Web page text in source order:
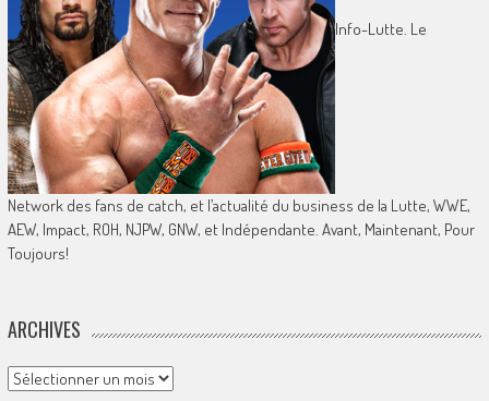
Info-Lutte. Le
Network des fans de catch, et l’actualité du business de la Lutte, WWE,
AEW, Impact, ROH, NJPW, GNW, et Indépendante. Avant, Maintenant, Pour
Toujours!
ARCHIVES
Archives